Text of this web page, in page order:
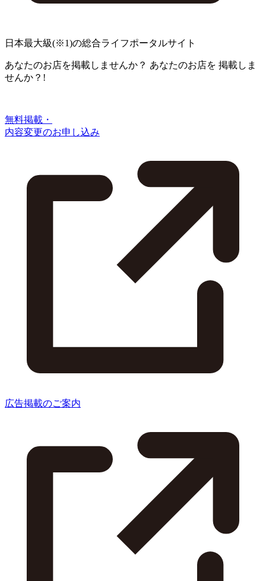
日本最大級(※1)の総合ライフポータルサイト
あなたのお店を掲載しませんか？ あなたのお店を 掲載しま
せんか？!
無料掲載・
内容変更のお申し込み
広告掲載のご案内